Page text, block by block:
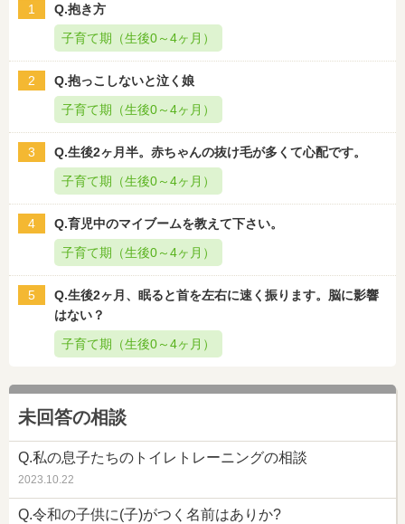
1
Q.抱き方
子育て期（生後0～4ヶ月）
2
Q.抱っこしないと泣く娘
子育て期（生後0～4ヶ月）
3
Q.生後2ヶ月半。赤ちゃんの抜け毛が多くて心配です。
子育て期（生後0～4ヶ月）
4
Q.育児中のマイブームを教えて下さい。
子育て期（生後0～4ヶ月）
5
Q.生後2ヶ月、眠ると首を左右に速く振ります。脳に影響
はない？
子育て期（生後0～4ヶ月）
未回答の相談
Q.私の息子たちのトイレトレーニングの相談
2023.10.22
Q.令和の子供に(子)がつく名前はありか?